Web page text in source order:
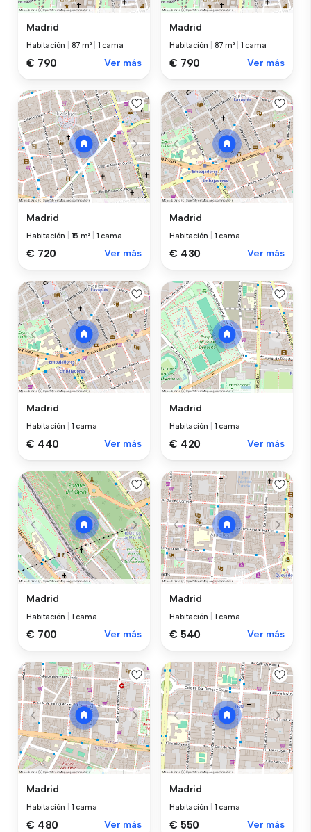
Madrid
Habitación 87 m² 1 cama
€ 790 Ver más
Madrid
Habitación 87 m² 1 cama
€ 790 Ver más
Madrid
Habitación 15 m² 1 cama
€ 720 Ver más
Madrid
Habitación 1 cama
€ 430 Ver más
Madrid
Habitación 1 cama
€ 440 Ver más
Madrid
Habitación 1 cama
€ 420 Ver más
Madrid
Habitación 1 cama
€ 700 Ver más
Madrid
Habitación 1 cama
€ 540 Ver más
Madrid
Habitación 1 cama
€ 480 Ver más
Madrid
Habitación 1 cama
€ 550 Ver más